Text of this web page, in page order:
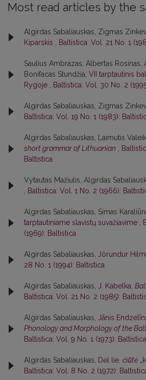
Most read articles by the
Algirdas Sabaliauskas, Zigmas
Kiparskis , Baltistica: Vol. 21 No. 1
Saulius Ambrazas, Albertas Rosinas,
Bonifacas Stundžia, VII tarptautinis
Rygoje , Baltistica: Vol. 30 No. 2
Algirdas Sabaliauskas, Zigmas
Baltistica: Vol. 19 No. 1 (1983):
Algirdas Sabaliauskas, Laimutis
short grammar of Lithuanian ,
Baltistica
Vytautas Mažiulis, Algirdas
, Baltistica: Vol. 1 No. 2 (1966):
Algirdas Sabaliauskas, Simas
tarptautiniame slavistų suvažiavime ,
(1969): Baltistica
Algirdas Sabaliauskas, Jörundur
28 No. 1 (1994): Baltistica
Algirdas Sabaliauskas, J. Kabelka,
Baltistica: Vol. 21 No. 2 (1985):
Algirdas Sabaliauskas, Jānis
Phonology and Morphology of the
Baltistica: Vol. 9 No. 1 (1973): Baltistica
Algirdas Sabaliauskas, Dėl lie. čiū̃tė
Baltistica: Vol. 8 No. 2 (1972):